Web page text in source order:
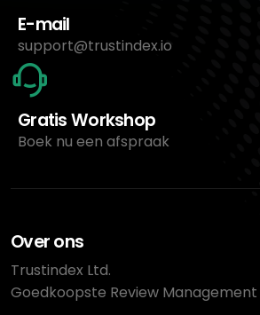
E-mail
support@trustindex.io
Gratis Workshop
Boek nu een afspraak
Over ons
Trustindex Ltd.
Goedkoopste Review